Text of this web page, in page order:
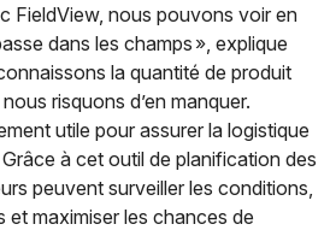
FieldView, nous pouvons voir en
dans les champs », explique
la quantité de produit
risquons d’en manquer.
utile pour assurer la logistique
à cet outil de planification des
peuvent surveiller les conditions,
et maximiser les chances de